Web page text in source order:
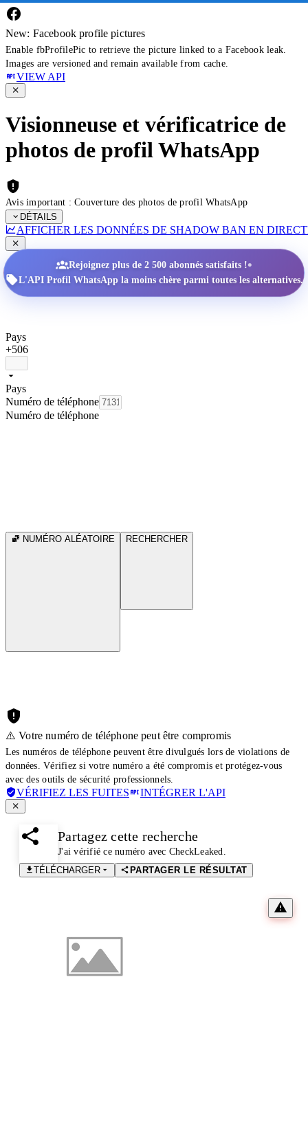
New: Facebook profile pictures
Enable fbProfilePic to retrieve the picture linked to a Facebook leak.
Images are versioned and remain available from cache.
VIEW API
Visionneuse et vérificatrice de
photos de profil WhatsApp
Avis important : Couverture des photos de profil WhatsApp
DÉTAILS
AFFICHER LES DONNÉES DE SHADOW BAN EN DIRECT
Rejoignez plus de 2 500 abonnés satisfaits !•
L'API Profil WhatsApp la moins chère parmi toutes les alternatives.
Pays
+506
Pays
Numéro de téléphone
Numéro de téléphone
NUMÉRO ALÉATOIRE RECHERCHER
⚠️ Votre numéro de téléphone peut être compromis
Les numéros de téléphone peuvent être divulgués lors de violations de
données. Vérifiez si votre numéro a été compromis et protégez-vous
avec des outils de sécurité professionnels.
VÉRIFIEZ LES FUITES INTÉGRER L'API
Partagez cette recherche
J'ai vérifié ce numéro avec CheckLeaked.
TÉLÉCHARGER
PARTAGER LE RÉSULTAT